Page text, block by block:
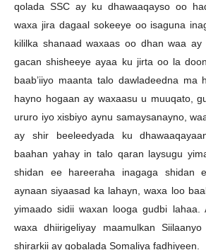
qolada SSC ay ku dhawaaqayso oo
waxa jira dagaal sokeeye oo isaguna
kililka shanaad waxaas oo dhan waa
gacan shisheeye ayaa ku jirta oo la
baab’iiyo maanta talo dawladeedna ma
hayno hogaan ay waxaasu u muuqato,
ururo iyo xisbiyo aynu samaysanayno,
ay shir beeleedyada ku
baahan yahay in talo qaran laysugu
shidan ee hareeraha inagaga shidan
aynaan siyaasad ka lahayn, waxa loo
yimaado sidii waxan looga gudbi lahaa.
waxa dhiirigeliyay maamulkan
shirarkii ay gobalada Somaliya fadhiyeen.